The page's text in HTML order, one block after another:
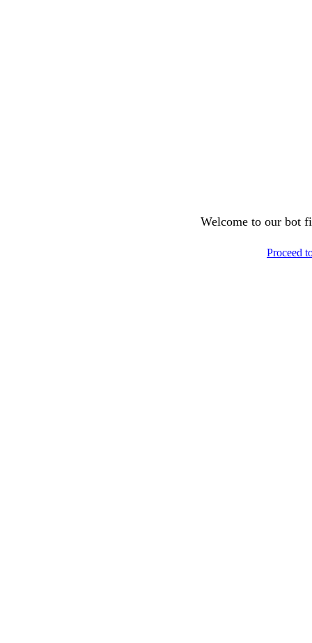
Welcome to our bot
Proceed